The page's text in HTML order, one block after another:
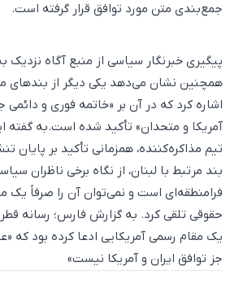
جمع‌بندی متن مورد توافق قرار گرفته است.
پیگیری خبرنگار سیاسی از منبع آگاه نزدیک
همچنین نشان می‌دهد یکی دیگر از بند‌های
اشاره کرد که در آن بر «خاتمه فوری و دائمی
آمریکا و متحدان» تأکید شده است.به گفته
تیم مذاکره‌کننده، همزمانی تأکید بر
بند مرتبط با لبنان، از نگاه برخی ناظران
فرامنطقه‌ای است و نمی‌توان آن را صرفاً یک
حقوقی تلقی کرد. به گزارش فارس؛ رسانه
یک مقام رسمی آمریکایی ادعا کرده بود که
جز توافق ایران و آمریکا نیست»